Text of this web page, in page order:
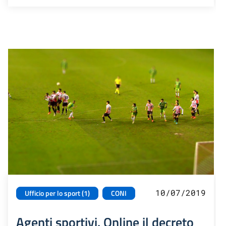
Ufficio per lo sport (1) CONI 10/07/2019